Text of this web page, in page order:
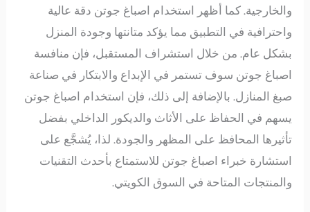
والخارجية. كما أظهر استخدام اصباغ جوتن دقة عالية
واحترافية في التطبيق مما يؤكد متانتها وجودة المنزل
بشكل عام. من خلال استشراف المستقبل، فإن منافسة
اصباغ جوتن سوف تستمر في الإبداع والابتكار في صناعة
صبغ المنازل. بالإضافة إلى ذلك، فإن استخدام اصباغ جوتن
يسهم في الحفاظ على الأثاث والديكور الداخلي بفضل
تأثيرها المحافظ على المظهر والجودة. لذا، يُشجَّع على
استشارة خبراء اصباغ جوتن للاستمتاع بأحدث التقنيات
والمنتجات المتاحة في السوق الكويتي.